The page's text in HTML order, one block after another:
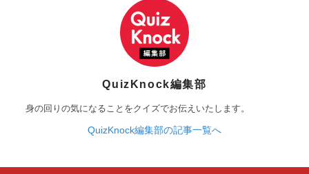
QuizKnock編集部
身の回りの気になることをクイズでお伝えいたします。
QuizKnock編集部の記事一覧へ